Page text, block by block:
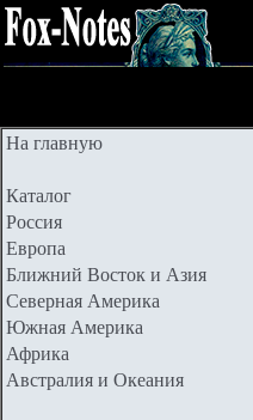
На главную
Каталог
Россия
Европа
Ближний Восток и Азия
Северная Америка
Южная Америка
Африка
Австралия и Океания